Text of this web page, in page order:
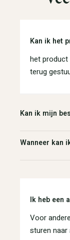
Kan ik het
het product
terug
Kan ik mijn
Wanneer kan
Ik heb een
Voor
sturen naar